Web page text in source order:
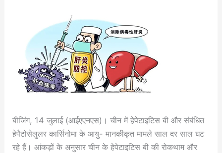
बीजिंग, 14 जुलाई (आईएएनएस)। चीन में हेपेटाइटिस बी और संबंधित
हेपैटोसेलुलर कार्सिनोमा के आयु- मानकीकृत मामले साल दर साल घट
रहे हैं। आंकड़ों के अनुसार चीन के हेपेटाइटिस बी की रोकथाम और